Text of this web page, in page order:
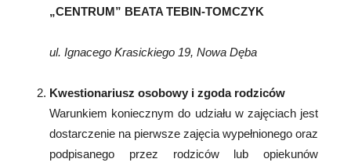
„CENTRUM” BEATA TEBIN-TOMCZYK
ul. Ignacego Krasickiego 19, Nowa Dęba
Kwestionariusz osobowy i zgoda rodziców
Warunkiem koniecznym do udziału w zajęciach jest
dostarczenie na pierwsze zajęcia wypełnionego oraz
podpisanego przez rodziców lub opiekunów